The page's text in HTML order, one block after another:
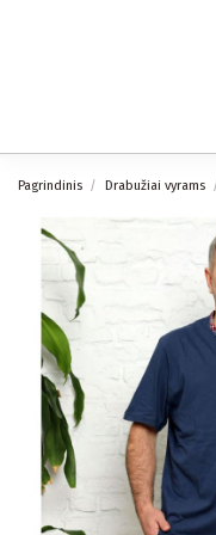
Pagrindinis Drabužiai vyrams